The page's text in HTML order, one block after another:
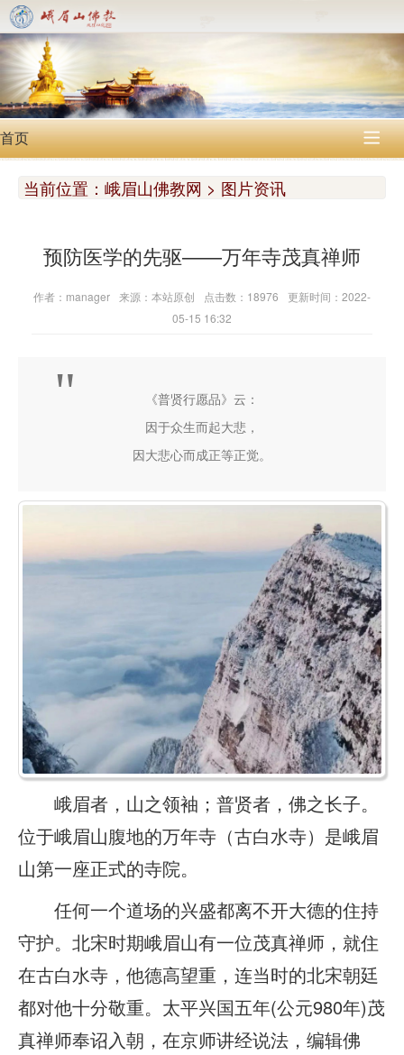
首页 
当前位置： 峨眉山佛教网 > 图片资讯
预防医学的先驱——万年寺茂真禅师
作者：manager 来源：本站原创 点击数：18976
更新时间：2022-
05-15 16:32
"
《普贤行愿品》云：
因于众生而起大悲，
因大悲心而成正等正觉。
峨眉者，山之领袖；普贤者，佛之长子。
位于峨眉山腹地的万年寺（古白水寺）是峨眉
山第一座正式的寺院。
任何一个道场的兴盛都离不开大德的住持
守护。北宋时期峨眉山有一位茂真禅师，就住
在古白水寺，他德高望重，连当时的北宋朝廷
都对他十分敬重。太平兴国五年(公元980年)茂
真禅师奉诏入朝，在京师讲经说法，编辑佛